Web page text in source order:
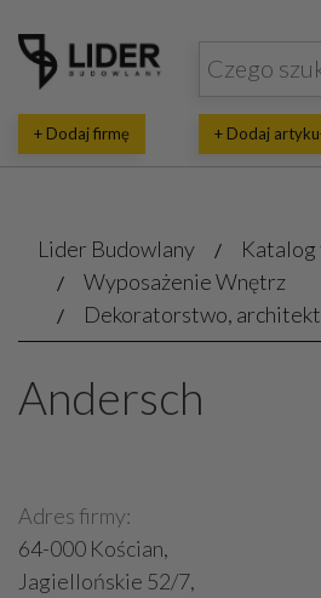
+ Dodaj firmę + Dodaj
Lider Budowlany
Katalog
Wyposażenie Wnętrz
Dekoratorstwo,
Andersch
Adres firmy:
64-000 Kościan,
Jagiellońskie 52/7,